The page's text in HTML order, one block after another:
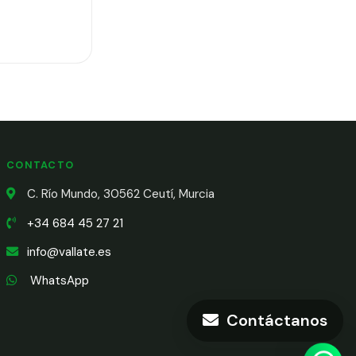
Contáctanos
CONTACTO
C. Río Mundo, 30562 Ceutí, Murcia
+34 684 45 27 21
info@vallate.es
WhatsApp